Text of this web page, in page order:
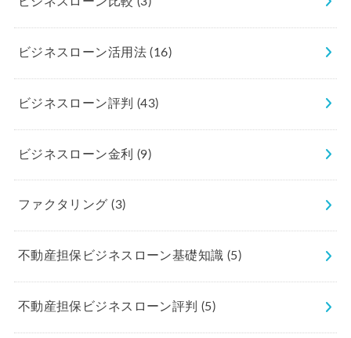
ビジネスローン活用法(16)
ビジネスローン評判 (43)
ビジネスローン金利 (9)
ファクタリング(3)
不動産担保ビジネスローン基礎知識 (5)
不動産担保ビジネスローン評判(5)